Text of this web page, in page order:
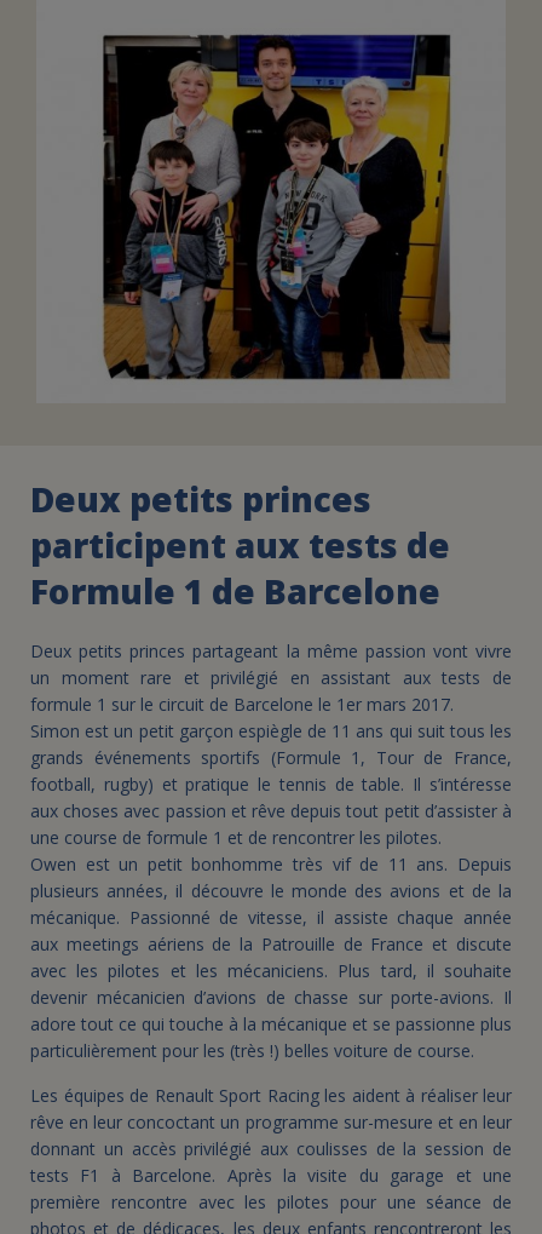
FAIRE UN DON
ASSURANCE VIE/LEGS
ESPACE PRESSE
JE DEVIENS
BÉNÉVOLE
DEVENIR
UN PETIT PRINCE
Deux petits princes
participent aux tests de
Formule 1 de Barcelone
Deux petits princes partageant la même passion vont vivre
un moment rare et privilégié en assistant aux tests de
formule 1 sur le circuit de Barcelone le 1er mars 2017.
Simon est un petit garçon espiègle de 11 ans qui suit tous les
grands événements sportifs (Formule 1, Tour de France,
football, rugby) et pratique le tennis de table. Il s’intéresse
aux choses avec passion et rêve depuis tout petit d’assister à
une course de formule 1 et de rencontrer les pilotes.
Owen est un petit bonhomme très vif de 11 ans. Depuis
plusieurs années, il découvre le monde des avions et de la
mécanique. Passionné de vitesse, il assiste chaque année
aux meetings aériens de la Patrouille de France et discute
avec les pilotes et les mécaniciens. Plus tard, il souhaite
devenir mécanicien d’avions de chasse sur porte-avions. Il
adore tout ce qui touche à la mécanique et se passionne plus
particulièrement pour les (très !) belles voiture de course.
Les équipes de Renault Sport Racing les aident à réaliser leur
rêve en leur concoctant un programme sur-mesure et en leur
donnant un accès privilégié aux coulisses de la session de
tests F1 à Barcelone. Après la visite du garage et une
première rencontre avec les pilotes pour une séance de
photos et de dédicaces, les deux enfants rencontreront les